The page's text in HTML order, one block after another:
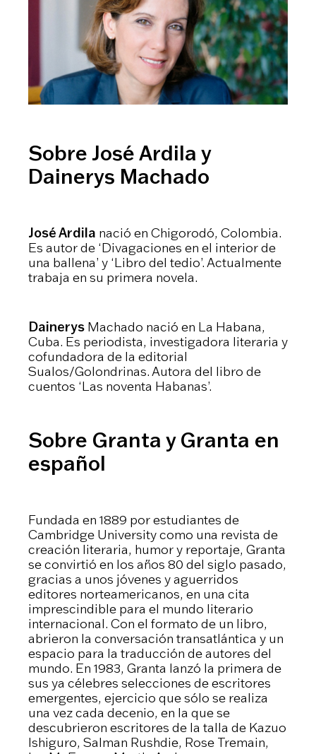
Sobre José Ardila y
Dainerys Machado
José Ardila nació en Chigorodó, Colombia.
Es autor de ‘Divagaciones en el interior de
una ballena’ y ‘Libro del tedio’. Actualmente
trabaja en su primera novela.
Dainerys Machado nació en La Habana,
Cuba. Es periodista, investigadora literaria y
cofundadora de la editorial
Sualos/Golondrinas. Autora del libro de
cuentos ‘Las noventa Habanas’.
Sobre Granta y Granta en
español
Fundada en 1889 por estudiantes de
Cambridge University como una revista de
creación literaria, humor y reportaje, Granta
se convirtió en los años 80 del siglo pasado,
gracias a unos jóvenes y aguerridos
editores norteamericanos, en una cita
imprescindible para el mundo literario
internacional. Con el formato de un libro,
abrieron la conversación transatlántica y un
espacio para la traducción de autores del
mundo. En 1983, Granta lanzó la primera de
sus ya célebres selecciones de escritores
emergentes, ejercicio que sólo se realiza
una vez cada decenio, en la que se
descubrieron escritores de la talla de Kazuo
Ishiguro, Salman Rushdie, Rose Tremain,